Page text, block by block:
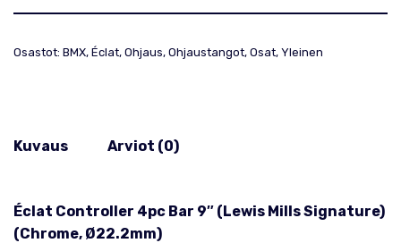
Osastot: BMX, Éclat, Ohjaus, Ohjaustangot, Osat, Yleinen
Kuvaus Arviot (0)
Éclat Controller 4pc Bar 9″ (Lewis Mills Signature)
(Chrome, Ø22.2mm)